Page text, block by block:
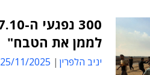
לממן את הטבח"
יניב הלפרין 25/11/2025 18:56